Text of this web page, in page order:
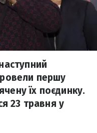
першу
їх поєдинку.
23 травня у